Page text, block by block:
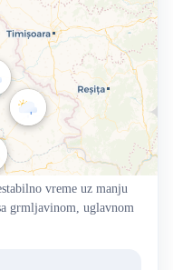
vreme uz manju
grmljavinom, uglavnom